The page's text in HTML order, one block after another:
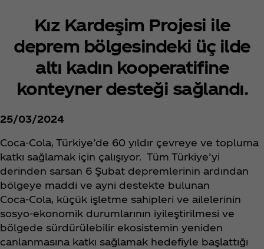
Kız Kardeşim Projesi ile
deprem bölgesindeki üç ilde
altı kadın kooperatifine
konteyner desteği sağlandı.
25/03/2024
Coca‑Cola, Türkiye’de 60 yıldır çevreye ve topluma
katkı sağlamak için çalışıyor. Tüm Türkiye’yi
derinden sarsan 6 Şubat depremlerinin ardından
bölgeye maddi ve ayni destekte bulunan
Coca‑Cola, küçük işletme sahipleri ve ailelerinin
sosyo-ekonomik durumlarının iyileştirilmesi ve
bölgede sürdürülebilir ekosistemin yeniden
canlanmasına katkı sağlamak hedefiyle başlattığı